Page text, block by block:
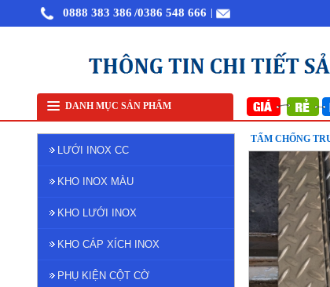
0888 383 386 /0386 548 666
DANH MỤC SẢN PHẨM
Bán lưới inox tại Hà Nội Lưới lọc inox 304 Lưới inox đan ô 7x7mm 304 TLG
LƯỚI INOX CC
KHO INOX MÀU
KHO LƯỚI INOX
KHO CÁP XÍCH INOX
PHỤ KIỆN CỘT CỜ
TẤM CHỐNG